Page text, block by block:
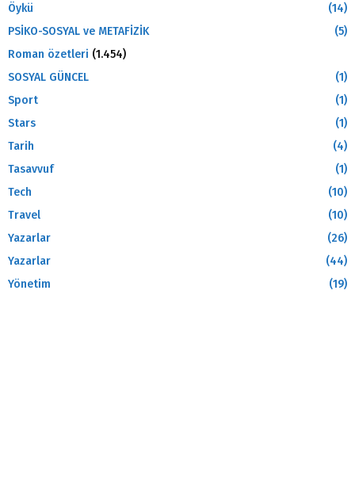
Öykü
(14)
PSİKO-SOSYAL ve METAFİZİK
(5)
Roman özetleri (1.454)
SOSYAL GÜNCEL
(1)
Sport
(1)
Stars
(1)
Tarih
(4)
Tasavvuf
(1)
Tech
(10)
Travel
(10)
Yazarlar
(26)
Yazarlar
(44)
Yönetim
(19)